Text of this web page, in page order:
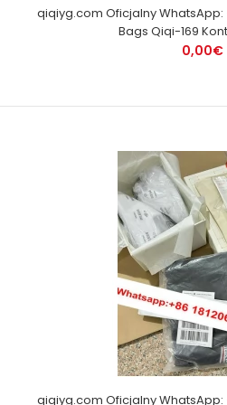
qiqiyg.com Oficjalny WhatsApp:
Bags Qiqi-169
0,00€
qiqiyg.com Oficjalny WhatsApp: